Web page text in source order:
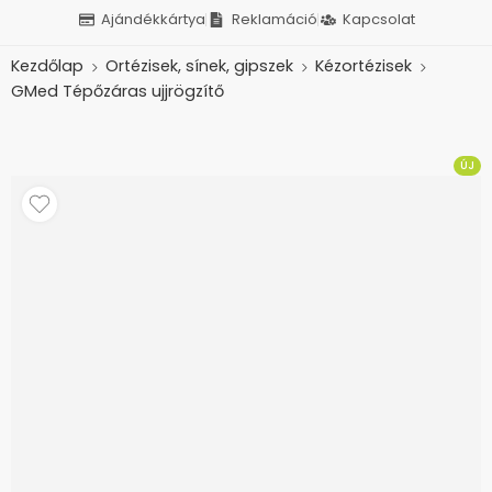
Ajándékkártya Reklamáció Kapcsolat
Kezdőlap Ortézisek, sínek, gipszek
Kézortézisek
GMed Tépőzáras ujjrögzítő
ÚJ